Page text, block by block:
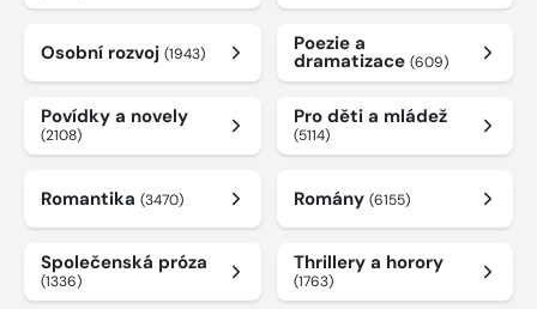
Osobní rozvoj (1943) Poezie a
dramatizace (609)
Povídky a novely
(2108)
Pro děti a mládež
(5114)
Romantika (3470) Romány (6155)
Společenská próza
(1336)
Thrillery a horory
(1763)